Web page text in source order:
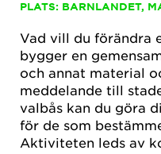
PLATS: BARNLANDET,
Vad vill du förändra
bygger en
och annat material
meddelande till
valbås kan du göra
för de som
Aktiviteten leds av